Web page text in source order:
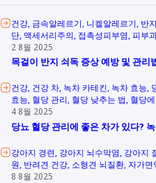
건강 금속알레르기 니켈알레르기 반
단 액세서리주의 접촉성피부염 피부
2 8월 2025
목걸이 반지 쇠독 증상 예방 및 관리
건강 건강 차 녹차 카테킨 녹차 효능
효능 혈당 관리 혈당 낮추는 법 혈당
4 8월 2025
당뇨 혈당 관리에 좋은 차가 있다?
강아지 경련 강아지 뇌수막염 강아지
원 반려견 건강 소형견 뇌질환 자가면
8 8월 2025